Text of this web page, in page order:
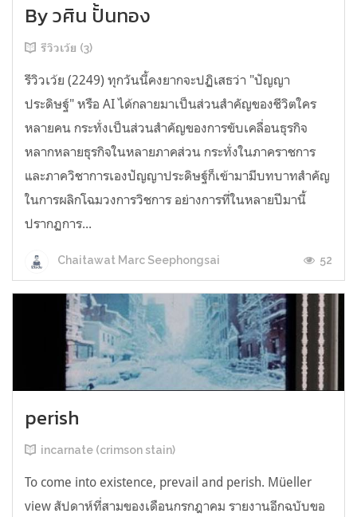
By วศิน ปั้นทอง
รีวิวเว้ย (3)
รีวิวเว้ย (2249) ทุกวันนี้คงยากจะปฏิเสธว่า "ปัญญา
ประดิษฐ์" หรือ AI ได้กลายมาเป็นส่วนสำคัญของชีวิตใคร
หลายคน กระทั่งเป็นส่วนสำคัญของการขับเคลื่อนธุรกิจ
หลากหลายธุรกิจในหลายภาคส่วน กระทั่งในภาคราชการ
และภาควิชาการเองปัญญาประดิษฐ์ก็เข้ามามีบทบาทสำคัญ
ในการผลิกโฉมวงการวิชการ อย่างการที่ในหลายปีมานี้
ปรากฏการ...
Chaitawat Marc Seephongsai 52
perish
incarnate (crimson stain)
To come into existence, prevail and perish. Müeller
view สัปดาห์ที่สามของเดือนกรกฎาคม รายงานอีกฉบับขอ